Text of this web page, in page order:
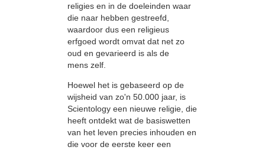
religies en in de doeleinden waar
die naar hebben gestreefd,
waardoor dus een religieus
erfgoed wordt omvat dat net zo
oud en gevarieerd is als de
mens zelf.
Hoewel het is gebaseerd op de
wijsheid van zo'n 50.000 jaar, is
Scientology een nieuwe religie, die
heeft ontdekt wat de basiswetten
van het leven precies inhouden en
die voor de eerste keer een